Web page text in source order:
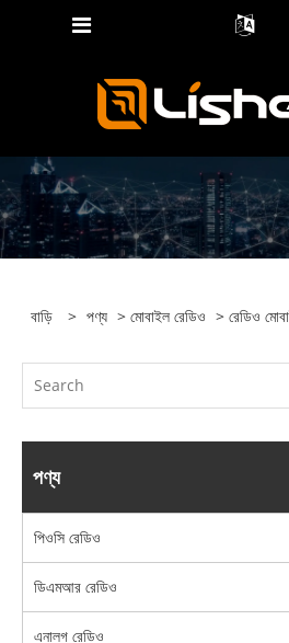
বাড়ি > পণ্য >মোবাইল রেডিও > রেডিও
পণ্য
পিওসি রেডিও
ডিএমআর রেডিও
এনালগ রেডিও